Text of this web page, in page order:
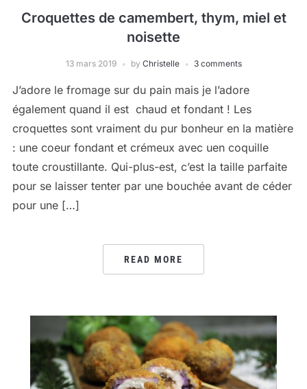
Croquettes de camembert, thym, miel et
noisette
13 mars 2019 by Christelle 3 comments
J’adore le fromage sur du pain mais je l’adore
également quand il est chaud et fondant ! Les
croquettes sont vraiment du pur bonheur en la matière
: une coeur fondant et crémeux avec uen coquille
toute croustillante. Qui-plus-est, c’est la taille parfaite
pour se laisser tenter par une bouchée avant de céder
pour une […]
READ MORE